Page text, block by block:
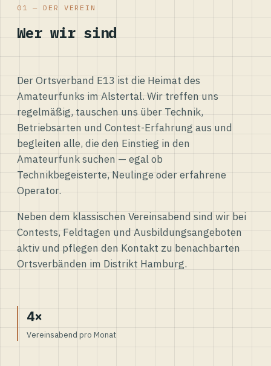
01 — DER VEREIN
Wer wir sind
Der Ortsverband E13 ist die Heimat des
Amateurfunks im Alstertal. Wir treffen uns
regelmäßig, tauschen uns über Technik,
Betriebsarten und Contest-Erfahrung aus und
begleiten alle, die den Einstieg in den
Amateurfunk suchen — egal ob
Technikbegeisterte, Neulinge oder erfahrene
Operator.
Neben dem klassischen Vereinsabend sind wir bei
Contests, Feldtagen und Ausbildungsangeboten
aktiv und pflegen den Kontakt zu benachbarten
Ortsverbänden im Distrikt Hamburg.
4×
Vereinsabend pro Monat